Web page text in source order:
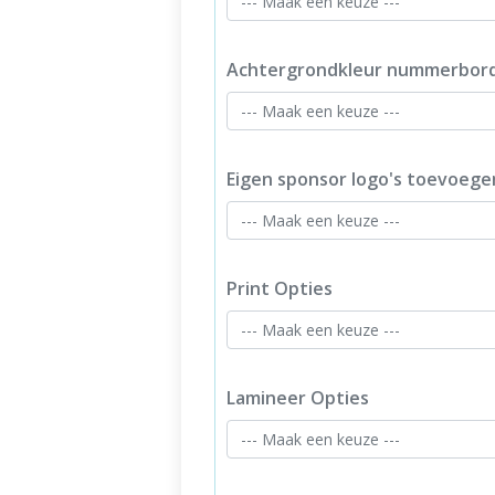
Achtergrondkleur
Eigen sponsor logo's
Print Opties
Lamineer Opties